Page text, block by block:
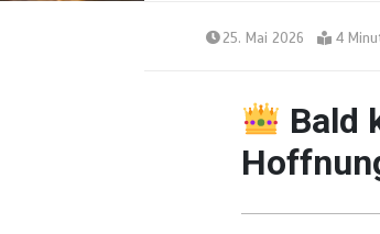
25. Mai 2026 4
Bald